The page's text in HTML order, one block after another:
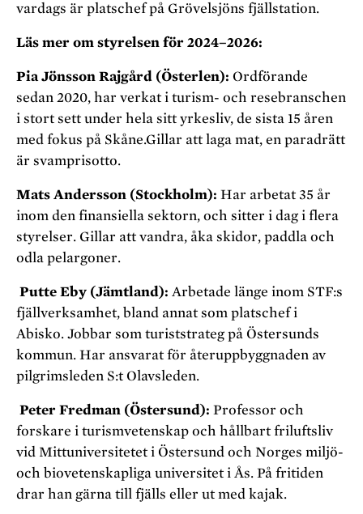
vardags är platschef på Grövelsjöns fjällstation.
Läs mer om styrelsen för 2024–2026:
Pia Jönsson Rajgård (Österlen): Ordförande
sedan 2020, har verkat i turism- och resebranschen
i stort sett under hela sitt yrkesliv, de sista 15 åren
med fokus på Skåne.Gillar att laga mat, en paradrätt
är svamprisotto.
Mats Andersson (Stockholm): Har arbetat 35 år
inom den finansiella sektorn, och sitter i dag i flera
styrelser. Gillar att vandra, åka skidor, paddla och
odla pelargoner.
Putte Eby (Jämtland): Arbetade länge inom STF:s
fjällverksamhet, bland annat som platschef i
Abisko. Jobbar som turiststrateg på Östersunds
kommun. Har ansvarat för återuppbyggnaden av
pilgrimsleden S:t Olavsleden.
Peter Fredman (Östersund): Professor och
forskare i turismvetenskap och hållbart friluftsliv
vid Mittuniversitetet i Östersund och Norges miljö-
och biovetenskapliga universitet i Ås. På fritiden
drar han gärna till fjälls eller ut med kajak.